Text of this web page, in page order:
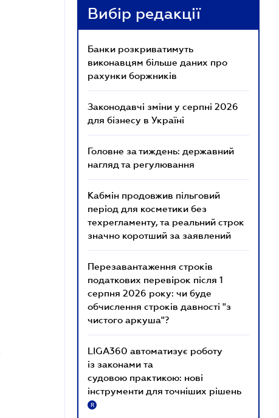
Вибір редакції
Банки розкриватимуть
виконавцям більше даних про
рахунки боржників
Законодавчі зміни у серпні 2026
для бізнесу в Україні
Головне за тиждень: державний
нагляд та регулювання
Кабмін продовжив пільговий
період для косметики без
техрегламенту, та реальний строк
значно коротший за заявлений
Перезавантаження строків
податкових перевірок після 1
серпня 2026 року: чи буде
обчислення строків давності "з
чистого аркуша"?
LIGA360 автоматизує роботу
із законами та
судовою практикою: нові
інструменти для точніших рішень
R